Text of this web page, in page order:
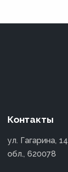
Контакты
ул. Гагарина,
обл., 620078